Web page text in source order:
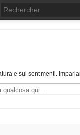
e sui sentimenti.